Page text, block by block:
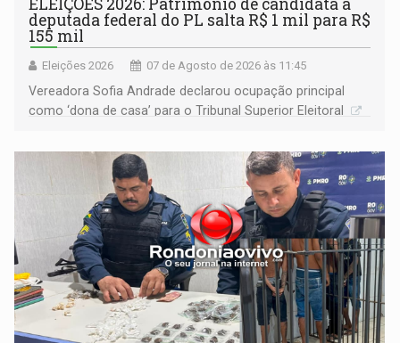
ELEIÇÕES 2026: Patrimônio de candidata a
deputada federal do PL salta R$ 1 mil para R$
155 mil
Eleições 2026 07 de Agosto de 2026 às 11:45
Vereadora Sofia Andrade declarou ocupação principal
como ‘dona de casa’ para o Tribunal Superior Eleitoral